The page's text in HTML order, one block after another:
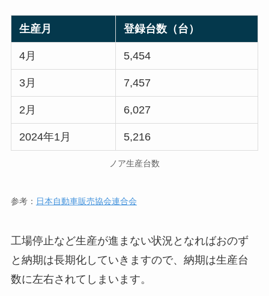
生産月 登録台数（台）
4月 5,454
3月 7,457
2月 6,027
2024年1月 5,216
ノア生産台数
参考： 日本自動車販売協会連合会
工場停止など生産が進まない状況となればおのず
と納期は長期化していきますので、納期は生産台
数に左右されてしまいます。